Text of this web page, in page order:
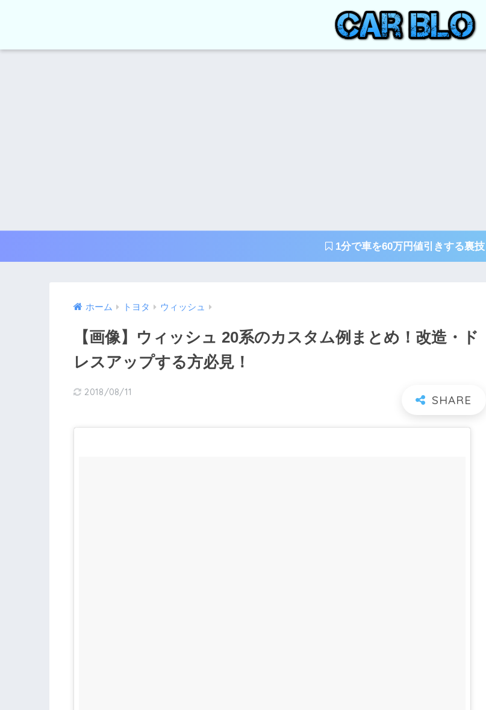
1分で車を60万円値引きする裏技
ホーム トヨタ ウィッシュ
【画像】ウィッシュ 20系のカスタム例まとめ！改造・ド
レスアップする方必見！
2018/08/11